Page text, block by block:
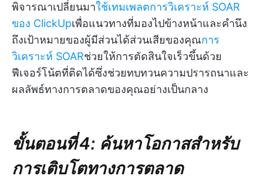
พิจารณาเปลี่ยนมาใช้เทมเพลตการวิเคราะห์ SOAR
ของ ClickUpเพื่อแนวทางที่มองไปข้างหน้าและคำนึง
ถึงเป้าหมายของผู้มีส่วนได้ส่วนเสียของคุณการ
วิเคราะห์ SOARช่วยให้การตัดสินใจเร็วขึ้นด้วย
ฟีเจอร์โน้ตที่ติดได้ซึ่งช่วยทบทวนความปรารถนาและ
ผลลัพธ์ทางการตลาดของคุณอย่างเป็นกลาง
ขั้นตอนที่ 4: ค้นหาโอกาสสำหรับ
การเติบโตทางการตลาด